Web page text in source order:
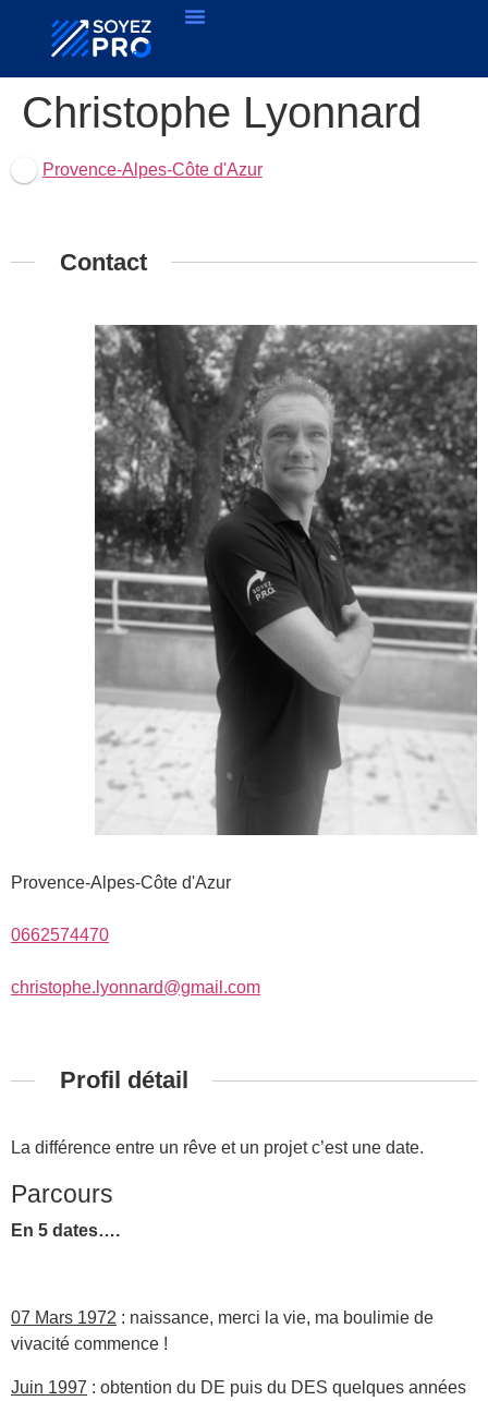
Christophe Lyonnard
Provence-Alpes-Côte d'Azur
Contact
Provence-Alpes-Côte d'Azur
0662574470
christophe.lyonnard@gmail.com
Profil détail
La différence entre un rêve et un projet c’est une date.
Parcours
En 5 dates….
07 Mars 1972 : naissance, merci la vie, ma boulimie de
vivacité commence !
Juin 1997 : obtention du DE puis du DES quelques années